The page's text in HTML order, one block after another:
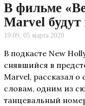
В фильме
Marvel
19:09, 05 марта 2020
В подкасте New
снявшийся в
Marvel, рассказал
словам, одним из
танцевальный